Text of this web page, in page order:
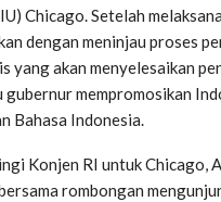
Chicago. Setelah
dengan meninjau proses
yang akan menyelesaikan
gubernur mempromosikan
Bahasa Indonesia.
Konjen RI untuk
rombongan